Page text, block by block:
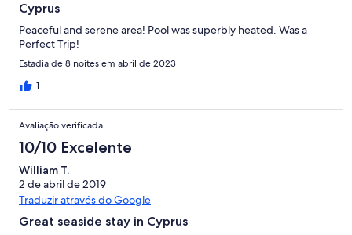
Cyprus
Peaceful and serene area! Pool was superbly heated. Was a
Perfect Trip!
Estadia de 8 noites em abril de 2023
1
Avaliação verificada
10/10 Excelente
William T.
2 de abril de 2019
Traduzir através do Google
Great seaside stay in Cyprus